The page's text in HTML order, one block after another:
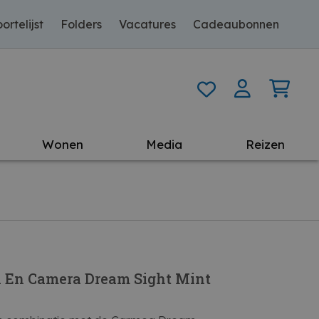
Folders Vacatures Cadeaubonnen
Wonen Media Reizen
En Camera Dream Sight Mint